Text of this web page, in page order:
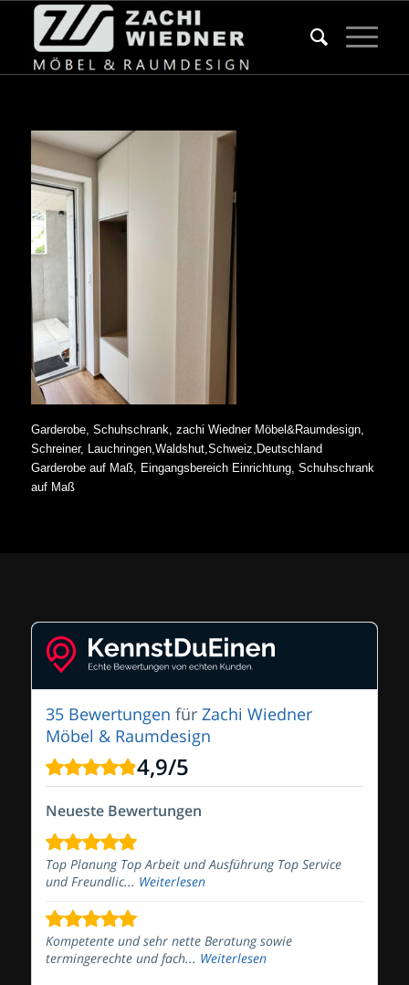
Garderobe, Schuhschrank, zachi Wiedner Möbel&Raumdesign,
Schreiner, Lauchringen,Waldshut,Schweiz,Deutschland
Garderobe auf Maß, Eingangsbereich Einrichtung, Schuhschrank
auf Maß
35 Bewertungen für Zachi Wiedner
Möbel & Raumdesign
4,9/5
Neueste Bewertungen
Top Planung Top Arbeit und Ausführung Top Service
und Freundlic... Weiterlesen
Kompetente und sehr nette Beratung sowie
termingerechte und fach... Weiterlesen